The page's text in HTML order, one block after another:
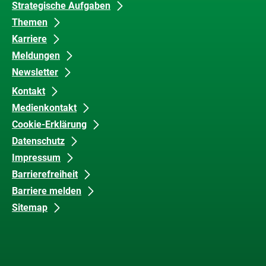
Strategische Aufgaben
Themen
Karriere
Meldungen
Newsletter
Barrierefreiheit
Kontakt
Medienkontakt
Cookie-Erklärung
Datenschutz
Impressum
Barrierefreiheit
Barriere melden
Sitemap